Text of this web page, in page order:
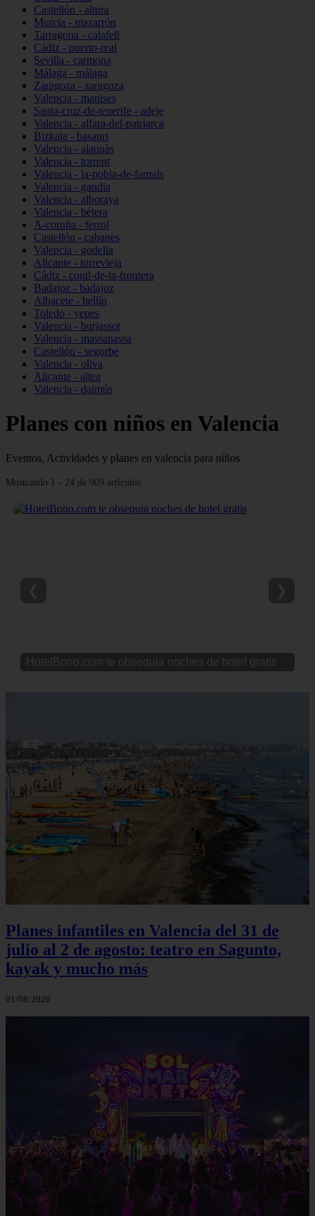
Castellón - altura
Murcia - mazarrón
Tarragona - calafell
Cádiz - puerto-real
Sevilla - carmona
Málaga - málaga
Zaragoza - zaragoza
Valencia - manises
Santa-cruz-de-tenerife - adeje
Valencia - alfara-del-patriarca
Bizkaia - basauri
Valencia - alaquàs
Valencia - torrent
Valencia - la-pobla-de-farnals
Valencia - gandia
Valencia - alboraya
Valencia - bétera
A-coruña - ferrol
Castellón - cabanes
Valencia - godella
Alicante - torrevieja
Cádiz - conil-de-la-frontera
Badajoz - badajoz
Albacete - hellín
Toledo - yepes
Valencia - burjassot
Valencia - massanassa
Castellón - segorbe
Valencia - oliva
Alicante - altea
Valencia - daimús
Planes con niños en Valencia
Eventos, Actividades y planes en valencia para niños
Mostrando 1 - 24 de 909 artículos
HotelBono.com te obsequia noches de hotel gratis
Planes infantiles en Valencia del 31 de
julio al 2 de agosto: teatro en Sagunto,
kayak y mucho más
01/08/2026